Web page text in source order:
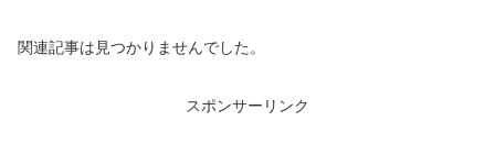
関連記事は見つかりませんでした。
スポンサーリンク